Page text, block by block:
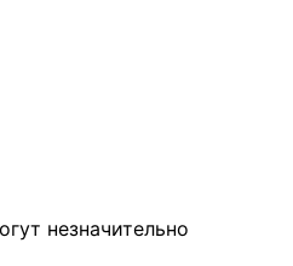
незначительно